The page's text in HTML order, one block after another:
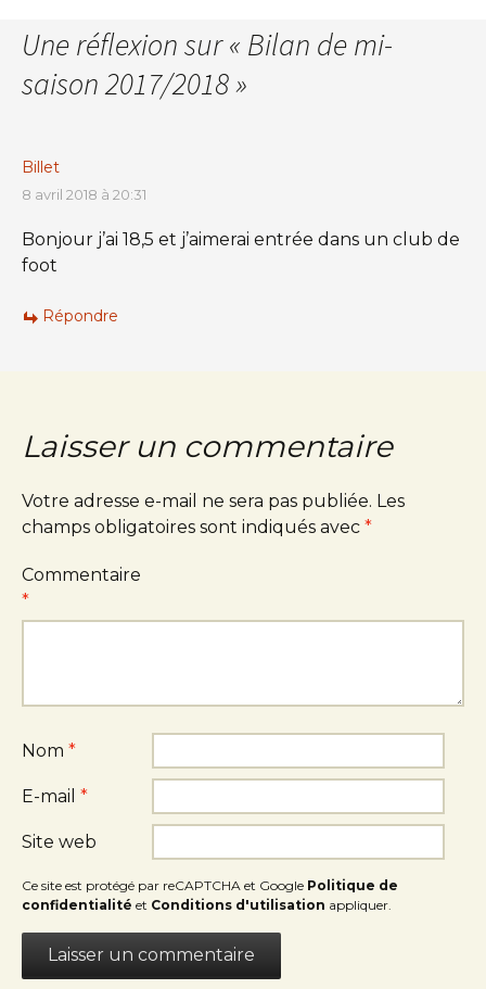
Une réflexion sur « Bilan de mi-
saison 2017/2018»
Billet
8 avril 2018 à 20:31
Bonjour j’ai 18,5 et j’aimerai entrée dans un club de
foot
Répondre
Laisser un commentaire
Votre adresse e-mail ne sera pas publiée. Les
champs obligatoires sont indiqués avec *
Commentaire
*
Nom *
E-mail *
Site web
Ce site est protégé par reCAPTCHA et Google Politique de
confidentialité et Conditions d'utilisation appliquer.